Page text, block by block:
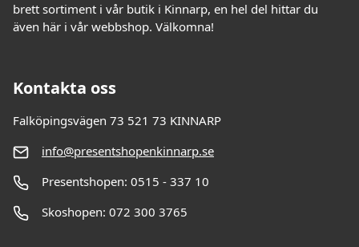
brett sortiment i vår butik i Kinnarp, en hel del hittar du
även här i vår webbshop. Välkomna!
Kontakta oss
Falköpingsvägen 73 521 73 KINNARP
info@presentshopenkinnarp.se
Presentshopen: 0515 - 337 10
Skoshopen: 072 300 3765